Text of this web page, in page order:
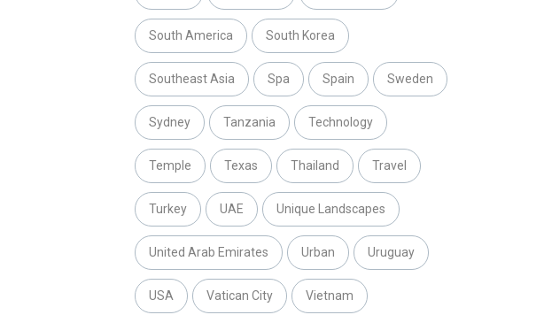
South America South Korea
Southeast Asia Spa Spain Sweden
Sydney Tanzania Technology
Temple Texas Thailand Travel
Turkey UAE Unique Landscapes
United Arab Emirates Urban Uruguay
USA Vatican City Vietnam